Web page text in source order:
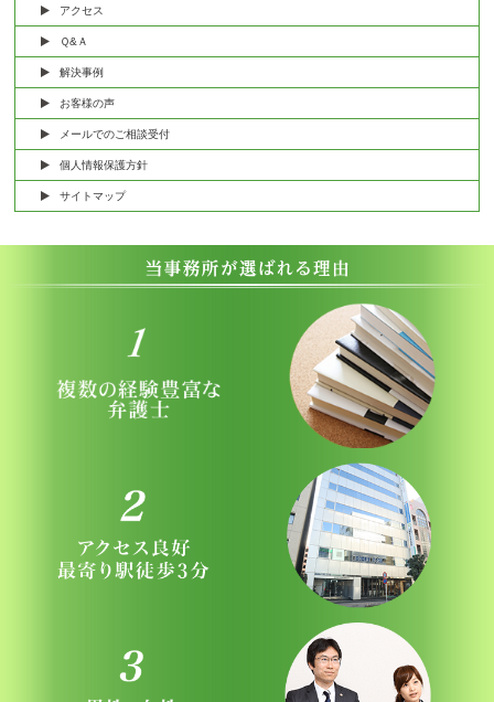
アクセス
Ｑ&Ａ
解決事例
お客様の声
メールでのご相談受付
個人情報保護方針
サイトマップ